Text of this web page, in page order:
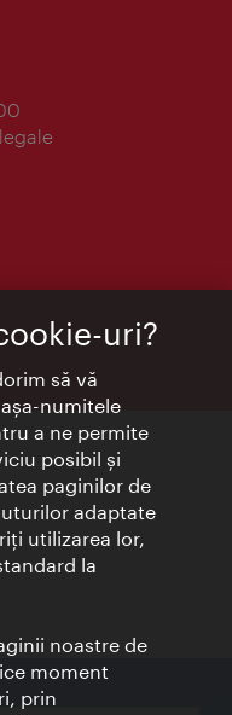
uri?
să vă
numitele
a ne permite
posibil şi
paginilor de
adaptate
utilizarea lor,
la
noastre de
moment
prin